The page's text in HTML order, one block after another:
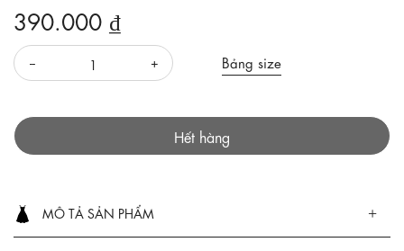
390.000 ₫
Bảng size
Hết hàng
MÔ TẢ SẢN PHẨM